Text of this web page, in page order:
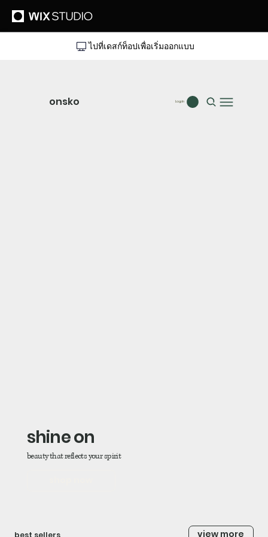
ไปที่เดสก์ท็อปเพื่อเริ่มออกแบบ